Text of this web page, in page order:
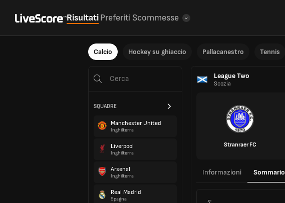
RisultatiPreferiti Scommesse
Calcio Hockey su ghiaccio Pallacanestro Tennis
SQUADRE
Manchester United
Inghilterra
Liverpool
Inghilterra
Arsenal
Inghilterra
Real Madrid
Spagna
League Two
Scozia
Stranraer FC
Informazioni Sommario